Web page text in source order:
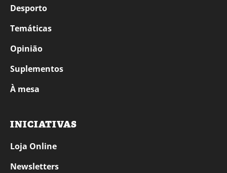
Desporto
Temáticas
Opinião
Suplementos
À mesa
INICIATIVAS
Loja Online
Newsletters